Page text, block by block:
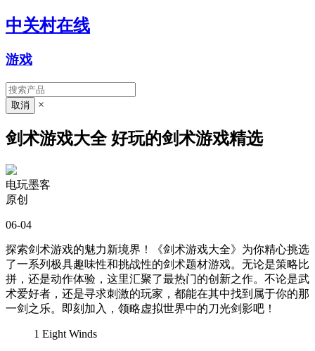
中关村在线
游戏
×
剑术游戏大全 好玩的剑术游戏精选
电玩墨客
原创
06-04
探索剑术游戏的魅力新境界！《剑术游戏大全》为你精心挑选
了一系列极具趣味性和挑战性的剑术题材游戏。无论是策略比
拼，还是动作体验，这里汇聚了最热门的创新之作。不论是武
术爱好者，还是寻求刺激的玩家，都能在其中找到属于你的那
一剑之乐。即刻加入，领略虚拟世界中的刀光剑影吧！
1 Eight Winds